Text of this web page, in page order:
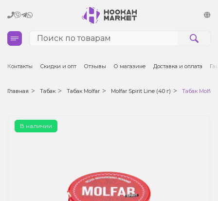
Кальяны
Табак для кальяна и кальянные смеси
Чаши для кальяна
Электронные сигареты (POD)
Контакты Скидки и опт Отзывы О магазине Доставка и оплата
Главная Табак Табак Molfar Molfar Spirit Line (40 г) Табак Molfar
В наличии